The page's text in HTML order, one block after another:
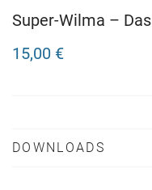
Super-Wilma – Das
Bett
15,00 €
DOWNLOADS